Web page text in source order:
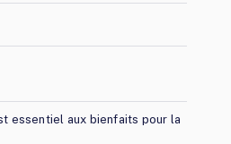
essentiel aux bienfaits pour la